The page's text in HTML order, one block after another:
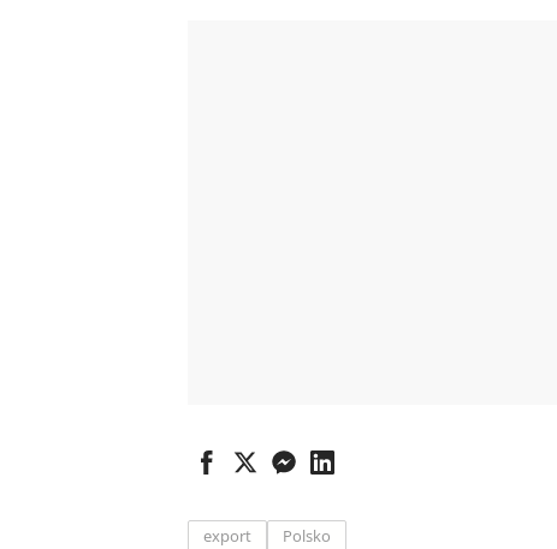
export Polsko